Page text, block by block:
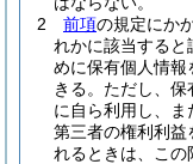
2
前項の規定にか
れかに該当すると
めに保有個人情報
きる。 ただし、保
に自ら利用し、
第三者の権利利益
れるときは、この